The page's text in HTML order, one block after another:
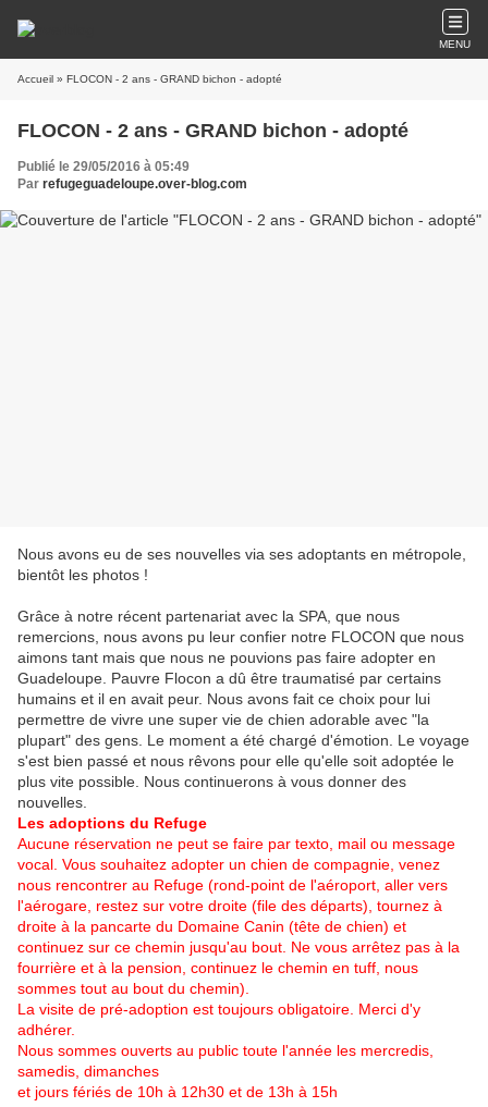
MENU
Accueil » FLOCON - 2 ans - GRAND bichon - adopté
FLOCON - 2 ans - GRAND bichon - adopté
Publié le 29/05/2016 à 05:49
Par refugeguadeloupe.over-blog.com
Nous avons eu de ses nouvelles via ses adoptants en métropole,
bientôt les photos !
Grâce à notre récent partenariat avec la SPA, que nous
remercions, nous avons pu leur confier notre FLOCON que nous
aimons tant mais que nous ne pouvions pas faire adopter en
Guadeloupe. Pauvre Flocon a dû être traumatisé par certains
humains et il en avait peur. Nous avons fait ce choix pour lui
permettre de vivre une super vie de chien adorable avec "la
plupart" des gens. Le moment a été chargé d'émotion. Le voyage
s'est bien passé et nous rêvons pour elle qu'elle soit adoptée le
plus vite possible. Nous continuerons à vous donner des
nouvelles.
Les adoptions du Refuge
Aucune réservation ne peut se faire par texto, mail ou message
vocal. Vous souhaitez adopter un chien de compagnie, venez
nous rencontrer au Refuge (rond-point de l'aéroport, aller vers
l'aérogare, restez sur votre droite (file des départs), tournez à
droite à la pancarte du Domaine Canin (tête de chien) et
continuez sur ce chemin jusqu'au bout. Ne vous arrêtez pas à la
fourrière et à la pension, continuez le chemin en tuff, nous
sommes tout au bout du chemin).
La visite de pré-adoption est toujours obligatoire. Merci d'y
adhérer.
Nous sommes ouverts au public toute l'année les mercredis,
samedis, dimanches
et jours fériés de 10h à 12h30 et de 13h à 15h